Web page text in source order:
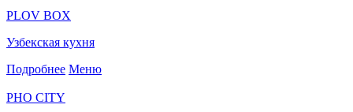
PLOV BOX
Узбекская кухня
Подробнее Меню
PHO CITY